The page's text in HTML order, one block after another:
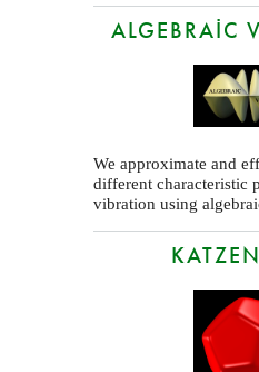
ALGEBRAIC
We approximate and
different characteristic
vibration using